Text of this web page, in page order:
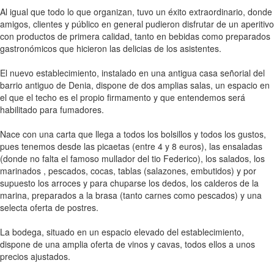
Al igual que todo lo que organizan, tuvo un éxito extraordinario, donde
amigos, clientes y público en general pudieron disfrutar de un aperitivo
con productos de primera calidad, tanto en bebidas como preparados
gastronómicos que hicieron las delicias de los asistentes.
El nuevo establecimiento, instalado en una antigua casa señorial del
barrio antiguo de Denia, dispone de dos amplias salas, un espacio en
el que el techo es el propio firmamento y que entendemos será
habilitado para fumadores.
Nace con una carta que llega a todos los bolsillos y todos los gustos,
pues tenemos desde las picaetas (entre 4 y 8 euros), las ensaladas
(donde no falta el famoso mullador del tio Federico), los salados, los
marinados , pescados, cocas, tablas (salazones, embutidos) y por
supuesto los arroces y para chuparse los dedos, los calderos de la
marina, preparados a la brasa (tanto carnes como pescados) y una
selecta oferta de postres.
La bodega, situado en un espacio elevado del establecimiento,
dispone de una amplia oferta de vinos y cavas, todos ellos a unos
precios ajustados.